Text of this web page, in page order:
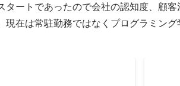
タートであったので会社の認知度、顧
現在は常駐勤務ではなくプログラミン